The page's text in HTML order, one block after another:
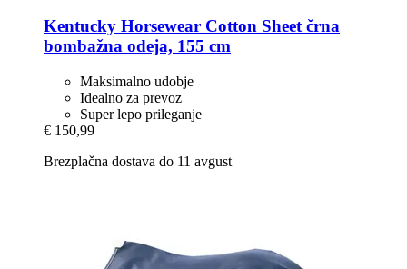
Kentucky Horsewear Cotton Sheet črna
bombažna odeja, 155 cm
Maksimalno udobje
Idealno za prevoz
Super lepo prileganje
€ 150,99
Brezplačna dostava do 11 avgust